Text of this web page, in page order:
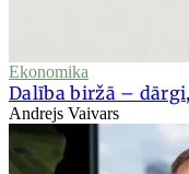
Ekonomika
Dalība biržā –
Andrejs Vaivars